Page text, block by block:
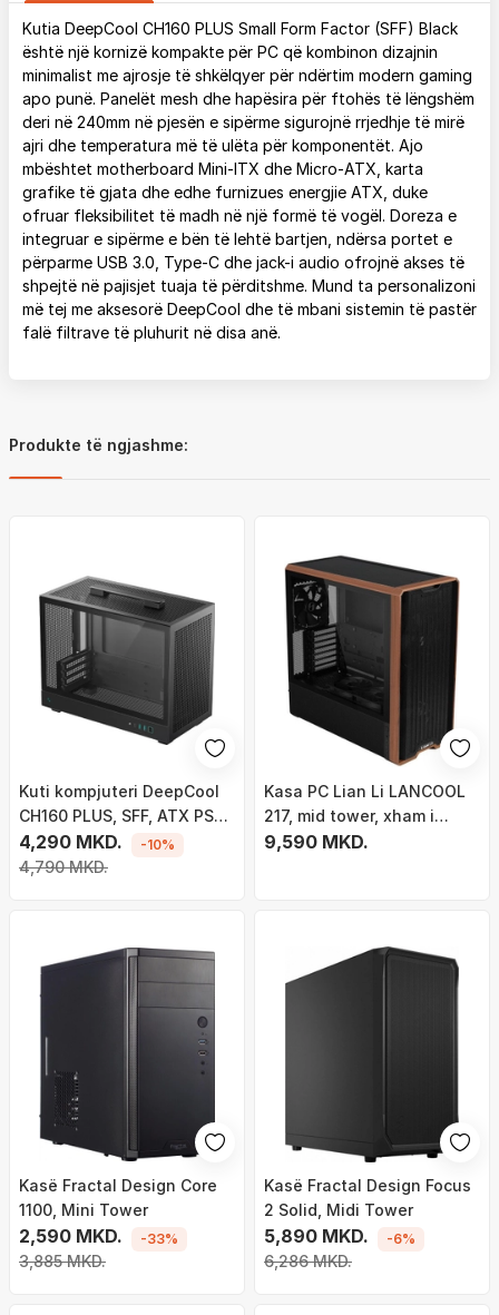
Kutia DeepCool CH160 PLUS Small Form Factor (SFF) Black
është një kornizë kompakte për PC që kombinon dizajnin
minimalist me ajrosje të shkëlqyer për ndërtim modern gaming
apo punë. Panelët mesh dhe hapësira për ftohës të lëngshëm
deri në 240mm në pjesën e sipërme sigurojnë rrjedhje të mirë
ajri dhe temperatura më të ulëta për komponentët. Ajo
mbështet motherboard Mini-ITX dhe Micro-ATX, karta
grafike të gjata dhe edhe furnizues energjie ATX, duke
ofruar fleksibilitet të madh në një formë të vogël. Doreza e
integruar e sipërme e bën të lehtë bartjen, ndërsa portet e
përparme USB 3.0, Type-C dhe jack-i audio ofrojnë akses të
shpejtë në pajisjet tuaja të përditshme. Mund ta personalizoni
më tej me aksesorë DeepCool dhe të mbani sistemin të pastër
falë filtrave të pluhurit në disa anë.
Produkte të ngjashme:
Kuti kompjuteri DeepCool
CH160 PLUS, SFF, ATX PSU,
e zezë
4,290 MKD.
4,790 MKD.
-10%
Kasa PC Lian Li LANCOOL
217, mid tower, xham i
temperuar, e zezë
9,590 MKD.
Kasë Fractal Design Core
1100, Mini Tower
2,590 MKD.
3,885 MKD.
-33%
Kasë Fractal Design Focus
2 Solid, Midi Tower
5,890 MKD.
6,286 MKD.
-6%